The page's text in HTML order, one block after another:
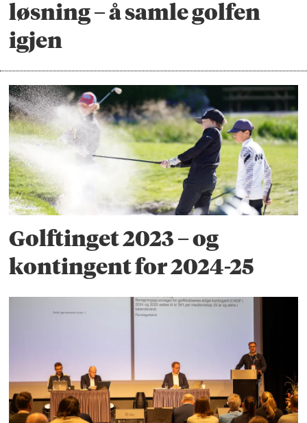
løsning – å samle golfen
igjen
Golftinget 2023 – og
kontingent for 2024-25